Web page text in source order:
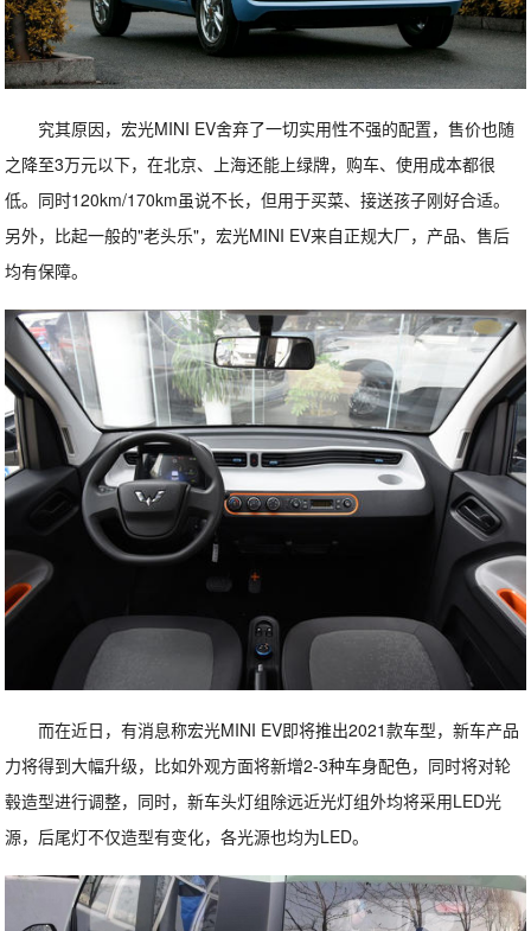
究其原因，宏光MINI EV舍弃了一切实用性不强的配置，售价也随
之降至3万元以下，在北京、上海还能上绿牌，购车、使用成本都很
低。同时120km/170km虽说不长，但用于买菜、接送孩子刚好合适。
另外，比起一般的"老头乐"，宏光MINI EV来自正规大厂，产品、售后
均有保障。
而在近日，有消息称宏光MINI EV即将推出2021款车型，新车产品
力将得到大幅升级，比如外观方面将新增2-3种车身配色，同时将对轮
毂造型进行调整，同时，新车头灯组除远近光灯组外均将采用LED光
源，后尾灯不仅造型有变化，各光源也均为LED。